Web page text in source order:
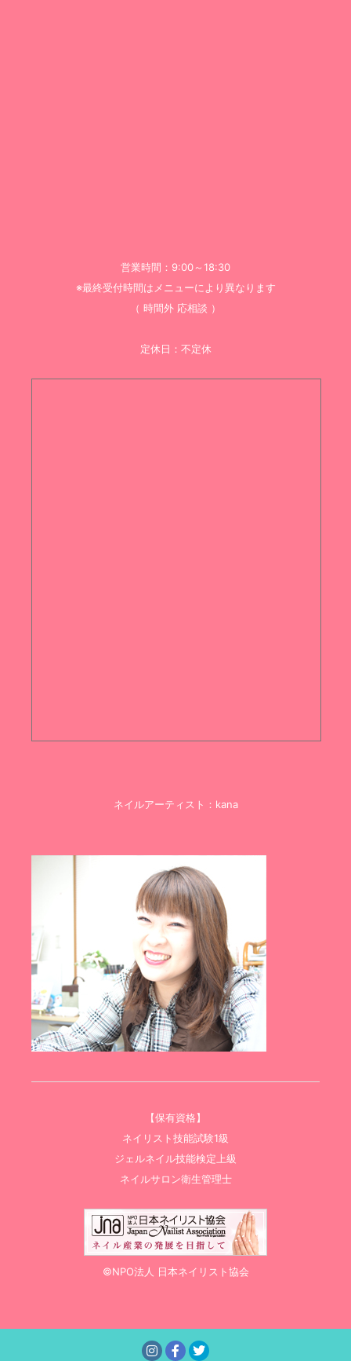
営業時間：9:00～18:30
※最終受付時間はメニューにより異なります
（ 時間外 応相談 ）
定休日：不定休
ネイルアーティスト：kana
【保有資格】
ネイリスト技能試験1級
ジェルネイル技能検定上級
ネイルサロン衛生管理士
©NPO法人 日本ネイリスト協会